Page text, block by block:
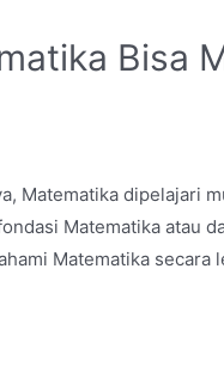
Bisa
Matematika dipelajari
Matematika atau
Matematika secara